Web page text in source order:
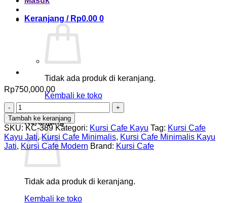
Keranjang / Rp0.00 0
Tidak ada produk di keranjang.
Kembali ke toko
0
Keranjang
Tidak ada produk di keranjang.
Kembali ke toko
Rp750,000.00
Kuantitas
Kursi
Cafe
Minimalis
Kayu
Jati
Kain
Modern
Tambah ke keranjang
SKU: KC-389 Kategori: Kursi Cafe Kayu Tag: Kursi Cafe
Kayu Jati,Kursi Cafe Minimalis, Kursi Cafe Minimalis Kayu
Jati, Kursi Cafe Modern Brand: Kursi Cafe